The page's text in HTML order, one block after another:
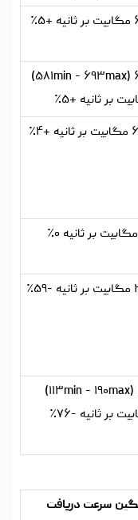
۶۴۲ (۵۸۱min - ۶۹۳max)
بر ثانیه +۵٪
+۴٪
۱۴۴ (۱۱۳min - ۱۹۰max)
بر ثانیه -۷۶٪
سرعت دریافت